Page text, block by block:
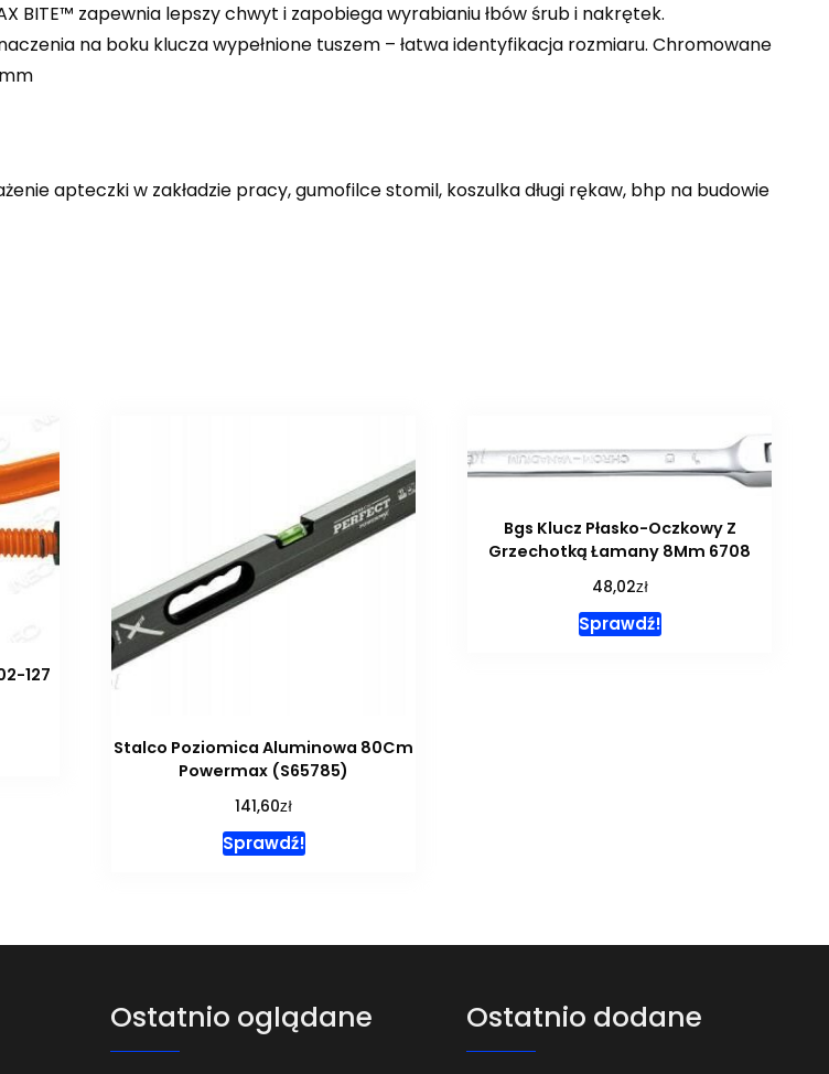
BITE™ zapewnia lepszy chwyt i zapobiega wyrabianiu łbów śrub i nakrętek.
na boku klucza wypełnione tuszem – łatwa identyfikacja rozmiaru. Chromowane
apteczki w zakładzie pracy, gumofilce stomil, koszulka długi rękaw, bhp na budowie
127
Stalco Poziomica Aluminowa 80Cm
Powermax (S65785)
141,60zł
Sprawdź!
Bgs Klucz Płasko-Oczkowy Z
Grzechotką Łamany 8Mm 6708
48,02zł
Sprawdź!
Ostatnio oglądane Ostatnio dodane